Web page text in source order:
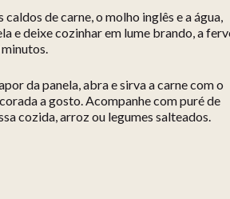
caldos de carne, o molho inglês e a água,
e deixe cozinhar em lume brando, a
da panela, abra e sirva a carne com o
a gosto. Acompanhe com puré de
cozida, arroz ou legumes salteados.